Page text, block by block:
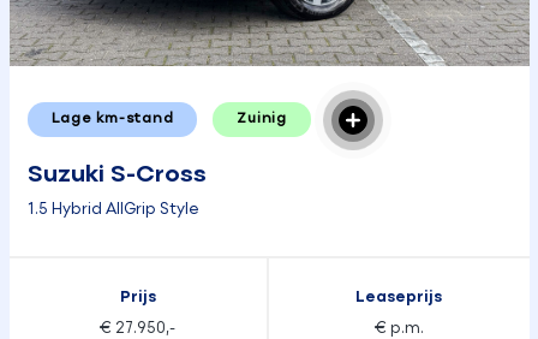
Lage km-stand Zuinig
Suzuki S-Cross
1.5 Hybrid AllGrip Style
Prijs
€ 27.950,-
Leaseprijs
€ p.m.